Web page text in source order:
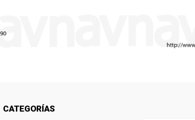
CATEGORÍAS